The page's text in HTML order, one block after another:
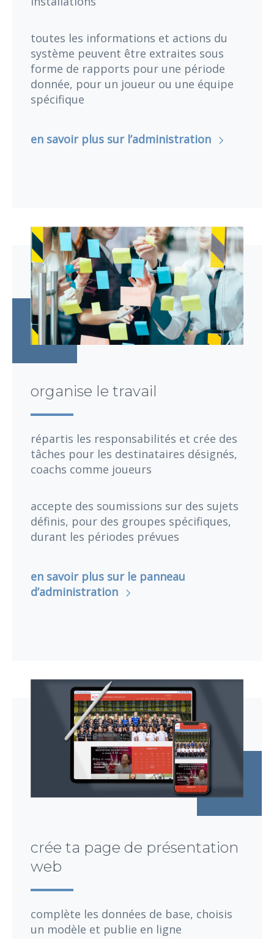
toutes les informations et actions du
système peuvent être extraites sous
forme de rapports pour une période
donnée, pour un joueur ou une équipe
spécifique
en savoir plus sur l’administration
organise le travail
répartis les responsabilités et crée des
tâches pour les destinataires désignés,
coachs comme joueurs
accepte des soumissions sur des sujets
définis, pour des groupes spécifiques,
durant les périodes prévues
en savoir plus sur le panneau
d’administration
crée ta page de présentation
web
complète les données de base, choisis
un modèle et publie en ligne